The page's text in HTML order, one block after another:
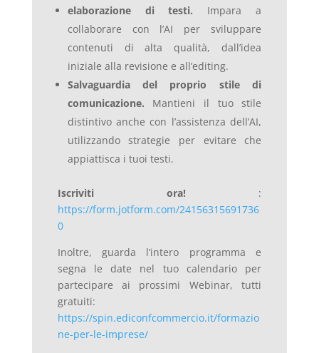
elaborazione di testi. Impara a
collaborare con l’AI per sviluppare
contenuti di alta qualità, dall’idea
iniziale alla revisione e all’editing.
Salvaguardia del proprio stile di
comunicazione. Mantieni il tuo stile
distintivo anche con l’assistenza dell’AI,
utilizzando strategie per evitare che
appiattisca i tuoi testi.
Iscriviti ora! :
https://form.jotform.com/24156315691736
0
Inoltre, guarda l’intero programma e
segna le date nel tuo calendario per
partecipare ai prossimi Webinar, tutti
gratuiti:
https://spin.ediconfcommercio.it/formazio
ne-per-le-imprese/